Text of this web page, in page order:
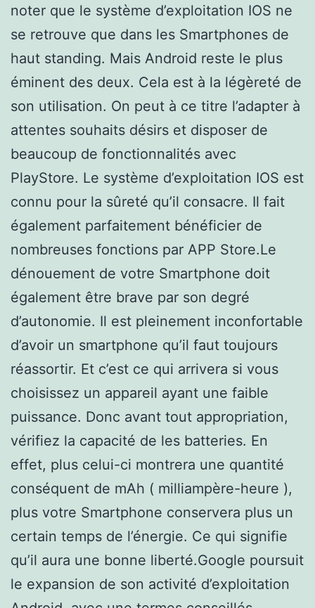
noter que le système d’exploitation IOS ne
se retrouve que dans les Smartphones de
haut standing. Mais Android reste le plus
éminent des deux. Cela est à la légèreté de
son utilisation. On peut à ce titre l’adapter à
attentes souhaits désirs et disposer de
beaucoup de fonctionnalités avec
PlayStore. Le système d’exploitation IOS est
connu pour la sûreté qu’il consacre. Il fait
également parfaitement bénéficier de
nombreuses fonctions par APP Store.Le
dénouement de votre Smartphone doit
également être brave par son degré
d’autonomie. Il est pleinement inconfortable
d’avoir un smartphone qu’il faut toujours
réassortir. Et c’est ce qui arrivera si vous
choisissez un appareil ayant une faible
puissance. Donc avant tout appropriation,
vérifiez la capacité de les batteries. En
effet, plus celui-ci montrera une quantité
conséquent de mAh ( milliampère-heure ),
plus votre Smartphone conservera plus un
certain temps de l’énergie. Ce qui signifie
qu’il aura une bonne liberté.Google poursuit
le expansion de son activité d’exploitation